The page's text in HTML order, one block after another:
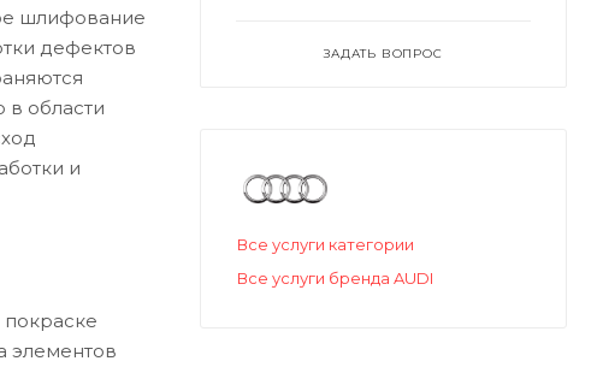
шлифование
дефектов
в области
и
элементов
ЗАДАТЬ ВОПРОС
Все услуги категории
Все услуги бренда AUDI